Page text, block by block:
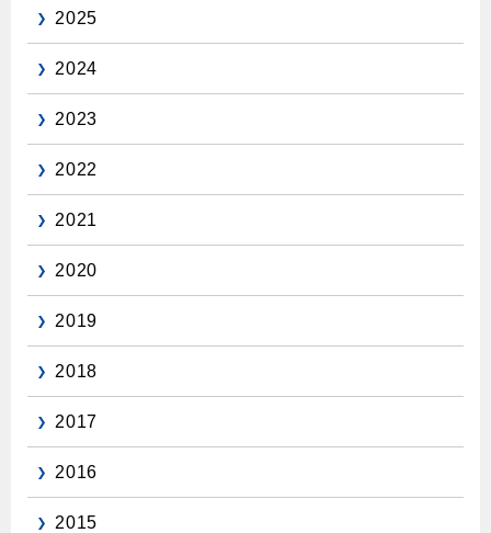
2025
2024
2023
2022
2021
2020
2019
2018
2017
2016
2015